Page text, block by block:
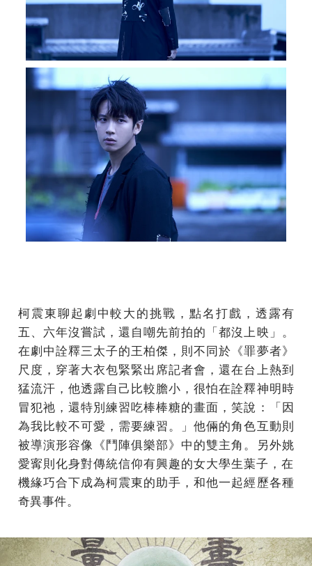
柯震東聊起劇中較大的挑戰，點名打戲，透露有
五、六年沒嘗試，還自嘲先前拍的「都沒上映」。
在劇中詮釋三太子的王柏傑，則不同於《罪夢者》
尺度，穿著大衣包緊緊出席記者會，還在台上熱到
猛流汗，他透露自己比較膽小，很怕在詮釋神明時
冒犯祂，還特別練習吃棒棒糖的畫面，笑說：「因
為我比較不可愛，需要練習。」他倆的角色互動則
被導演形容像《鬥陣俱樂部》中的雙主角。另外姚
愛寗則化身對傳統信仰有興趣的女大學生葉子， 在
機緣巧合下成為柯震東的助手，和他一起經歷各種
奇異事件。